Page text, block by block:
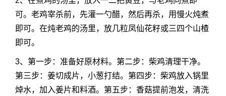
可。老鸡宰杀前，先灌一勺醋，然后再杀，用慢火炖煮
即可。在炖老鸡的汤里，放几粒凤仙花籽或三四个山楂
即可。
3、第一步：准备好原材料。第二步：柴鸡清理干净。
第三步：姜切成片，小葱打结。第四步：柴鸡放入锅里
焯水，加入姜片和料酒。第五步：香菇提前泡发，清洗